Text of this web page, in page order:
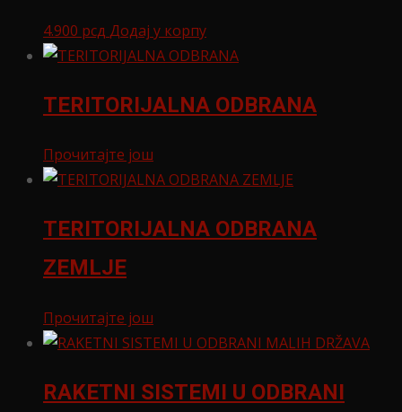
4.900 рсд Додај у корпу
TERITORIJALNA ODBRANA
Прочитајте још
TERITORIJALNA ODBRANA
ZEMLJE
Прочитајте још
RAKETNI SISTEMI U ODBRANI